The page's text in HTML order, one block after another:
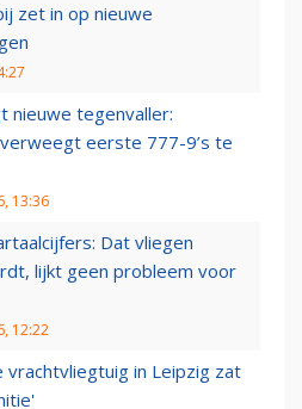
zet in op nieuwe
nieuwe tegenvaller:
eerste 777-9’s te
13:36
Dat vliegen
lijkt geen probleem voor
12:22
vrachtvliegtuig in Leipzig zat